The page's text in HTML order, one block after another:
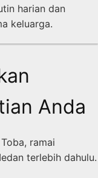
harian dan
keluarga.
Anda
ramai
terlebih dahulu.